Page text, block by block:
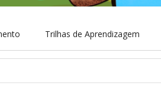
Trilhas de Aprendizagem